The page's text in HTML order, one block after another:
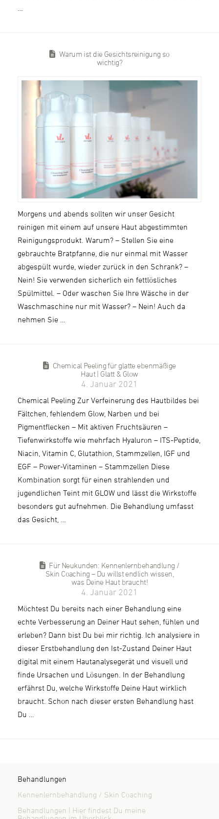
…
Warum ist die Gesichtsreinigung so
wichtig?
Morgens und abends sollten wir unser Gesicht
reinigen mit einem auf unsere Haut abgestimmten
Reinigungsprodukt. Warum? – Stellen Sie eine
gebrauchte Bratpfanne, die nur einmal mit Wasser
abgespült wurde, wieder zurück in den Schrank? –
Nein! Sie verwenden sicherlich ein fettlösliches
Spülmittel. – Oder waschen Sie Ihre Wäsche in der
Waschmaschine nur mit Wasser? – Nein! Auch da
nehmen Sie …
Chemical Peeling für glatte ebenmäßige
Haut | Glatt & Glow
4. Januar 2021
Chemical Peeling Zur Verfeinerung des Hautbildes bei
Fältchen, fehlendem Glow, Narben und bei
Pigmentflecken – Mit aktiven Fruchtsäuren –
Tiefenwirkstoffe wie mehrfach Hyaluron – ITS-Peptide,
Niacin, Vitamin C, Glutathion, Stammzellen, IGF und
EGF – Power-Vitaminen – Stammzellen Diese
Kombination sorgt für einen strahlenden und
jugendlichen Teint mit GLOW und lässt die Wirkstoffe
besonders gut aufnehmen. Die Behandlung umfasst
das Gesicht, …
Für Neukunden: Kennenlernbehandlung /
Skin Coaching – Du willst endlich wissen,
was Deine Haut braucht!
4. Januar 2021
Möchtest Du bereits nach einer Behandlung eine
echte Verbesserung an Deiner Haut sehen, fühlen und
erleben? Dann bist Du bei mir richtig. Ich analysiere in
dieser Erstbehandlung den Ist-Zustand Deiner Haut
digital mit einem Hautanalysegerät und visuell und
finde Ursachen und Lösungen. In der Behandlung
erfährst Du, welche Wirkstoffe Deine Haut wirklich
braucht. Schon nach dieser ersten Behandlung hast
Du …
Behandlungen
Kennenlernbehandlung / Skin Coaching
Behandlungen | Hier findest Du meine